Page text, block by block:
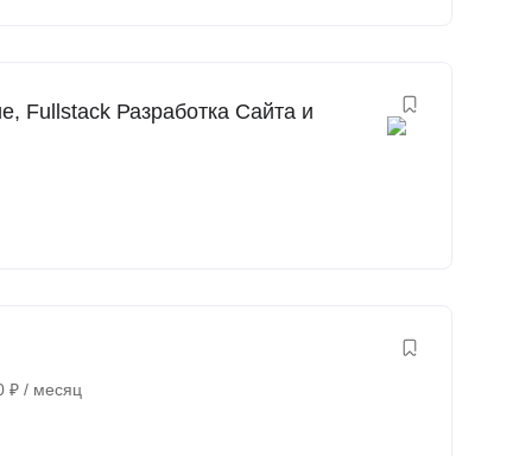
Fullstack Разработка Сайта и
₽ / месяц